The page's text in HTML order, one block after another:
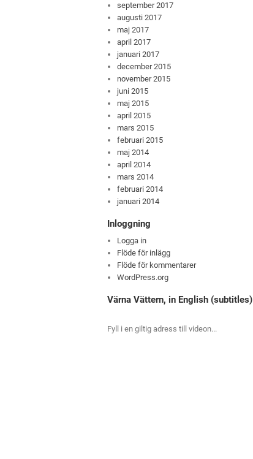
september 2017
augusti 2017
maj 2017
april 2017
januari 2017
december 2015
november 2015
juni 2015
maj 2015
april 2015
mars 2015
februari 2015
maj 2014
april 2014
mars 2014
februari 2014
januari 2014
Inloggning
Logga in
Flöde för inlägg
Flöde för kommentarer
WordPress.org
Värna Vättern, in English (subtitles)
Fyll i en giltig adress till videon...